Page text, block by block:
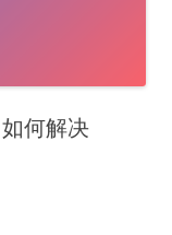
何解决